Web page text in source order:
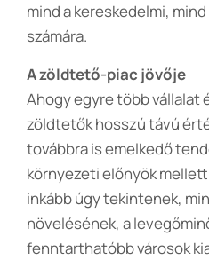
mind a kereskedelmi,
számára.
A zöldtető-piac jövője
Ahogy egyre több vállalat
zöldtetők hosszú távú
továbbra is emelkedő
környezeti előnyök
inkább úgy tekintenek,
növelésének, a
fenntarthatóbb városok